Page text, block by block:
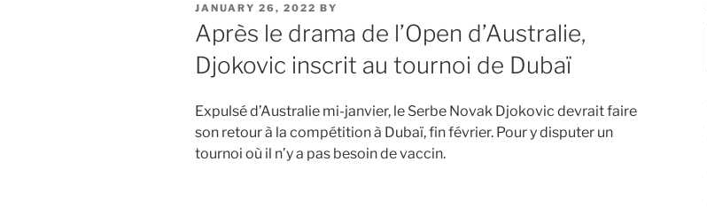
POSTED
ON
JANUARY 26, 2022 BY
Après le drama de l’Open d’Australie,
Djokovic inscrit au tournoi de Dubaï
Expulsé d’Australie mi-janvier, le Serbe Novak Djokovic devrait faire
son retour à la compétition à Dubaï, fin février. Pour y disputer un
tournoi où il n’y a pas besoin de vaccin.